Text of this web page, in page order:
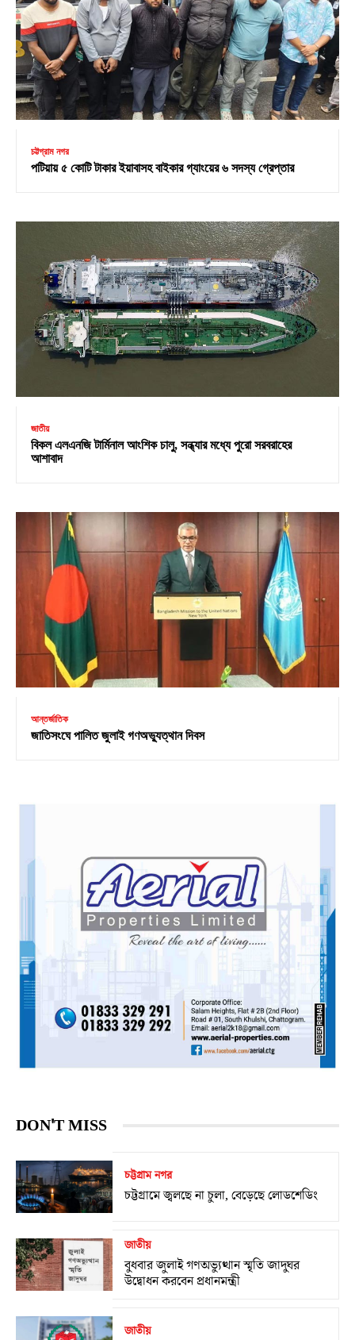
চট্টগ্রাম নগর
পটিয়ায় ৫ কোটি টাকার ইয়াবাসহ বাইকার গ্যাংয়ের ৬ সদস্য গ্রেপ্তার
জাতীয়
বিকল এলএনজি টার্মিনাল আংশিক চালু, সন্ধ্যার মধ্যে পুরো সরবরাহের
আশাবাদ
আন্তর্জাতিক
জাতিসংঘে পালিত জুলাই গণঅভ্যুত্থান দিবস
DON'T MISS
চট্টগ্রাম নগর
চট্টগ্রামে জ্বলছে না চুলা, বেড়েছে লোডশেডিং
জাতীয়
বুধবার জুলাই গণঅভ্যুত্থান স্মৃতি জাদুঘর
উদ্বোধন করবেন প্রধানমন্ত্রী
জাতীয়